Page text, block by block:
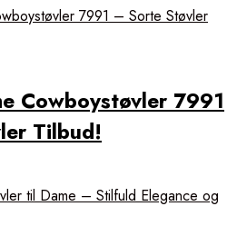
Cowboystøvler 7991
Tilbud!